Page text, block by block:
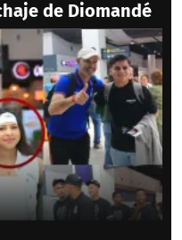
de Diomandé